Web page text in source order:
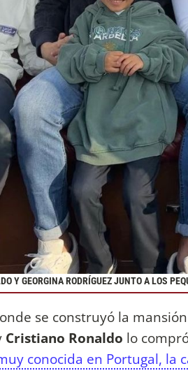
Y GEORGINA RODRÍGUEZ JUNTO A LOS
se construyó la
Cristiano Ronaldo lo
conocida en Portugal, la